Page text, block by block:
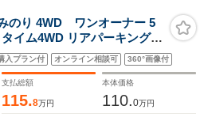
のり 4WD ワンオーナー 5
イム4WD リアパーキングセ
誤発進抑制機能 オートライ
キーレスエントリー パワー
グ
入プラン付 オンライン相談可 360°画像付
支払総額
115.8万円
本体価格
110.0万円